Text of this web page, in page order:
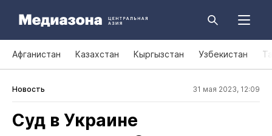
Афганистан Казахстан Кыргызстан Узбекистан
Новость 31 мая 2023, 12:09
Суд в Украине